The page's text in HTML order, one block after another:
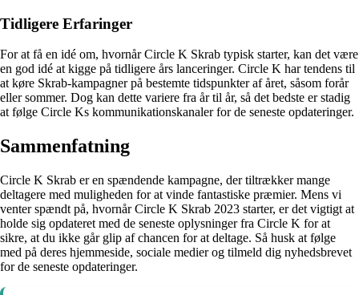
Tidligere Erfaringer
For at få en idé om, hvornår Circle K Skrab typisk starter, kan det være
en god idé at kigge på tidligere års lanceringer. Circle K har tendens til
at køre Skrab-kampagner på bestemte tidspunkter af året, såsom forår
eller sommer. Dog kan dette variere fra år til år, så det bedste er stadig
at følge Circle Ks kommunikationskanaler for de seneste opdateringer.
Sammenfatning
Circle K Skrab er en spændende kampagne, der tiltrækker mange
deltagere med muligheden for at vinde fantastiske præmier. Mens vi
venter spændt på, hvornår Circle K Skrab 2023 starter, er det vigtigt at
holde sig opdateret med de seneste oplysninger fra Circle K for at
sikre, at du ikke går glip af chancen for at deltage. Så husk at følge
med på deres hjemmeside, sociale medier og tilmeld dig nyhedsbrevet
for de seneste opdateringer.